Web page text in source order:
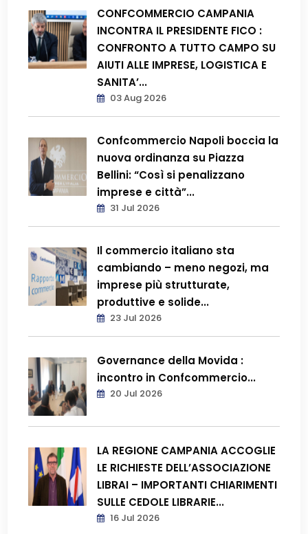
CONFCOMMERCIO CAMPANIA
INCONTRA IL PRESIDENTE FICO :
CONFRONTO A TUTTO CAMPO SU
AIUTI ALLE IMPRESE, LOGISTICA E
SANITA’...
03 Aug 2026
Confcommercio Napoli boccia la
nuova ordinanza su Piazza
Bellini: “Così si penalizzano
imprese e città”...
31 Jul 2026
Il commercio italiano sta
cambiando – meno negozi, ma
imprese più strutturate,
produttive e solide...
23 Jul 2026
Governance della Movida :
incontro in Confcommercio...
20 Jul 2026
LA REGIONE CAMPANIA ACCOGLIE
LE RICHIESTE DELL’ASSOCIAZIONE
LIBRAI – IMPORTANTI CHIARIMENTI
SULLE CEDOLE LIBRARIE...
16 Jul 2026